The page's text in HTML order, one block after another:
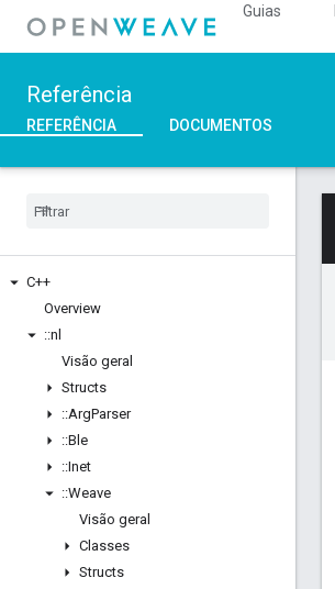
Guias
Referência
REFERÊNCIA DOCUMENTOS
C++
Overview
::nl
Visão geral
Structs
::ArgParser
::Ble
::Inet
::Weave
Visão geral
Classes
Structs